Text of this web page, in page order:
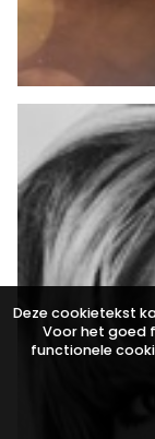
Deze cookietekst
Voor het goed
functionele